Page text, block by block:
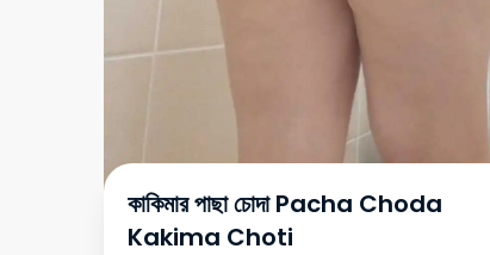
কাকিমার পাছা চোদা Pacha Choda
Kakima Choti